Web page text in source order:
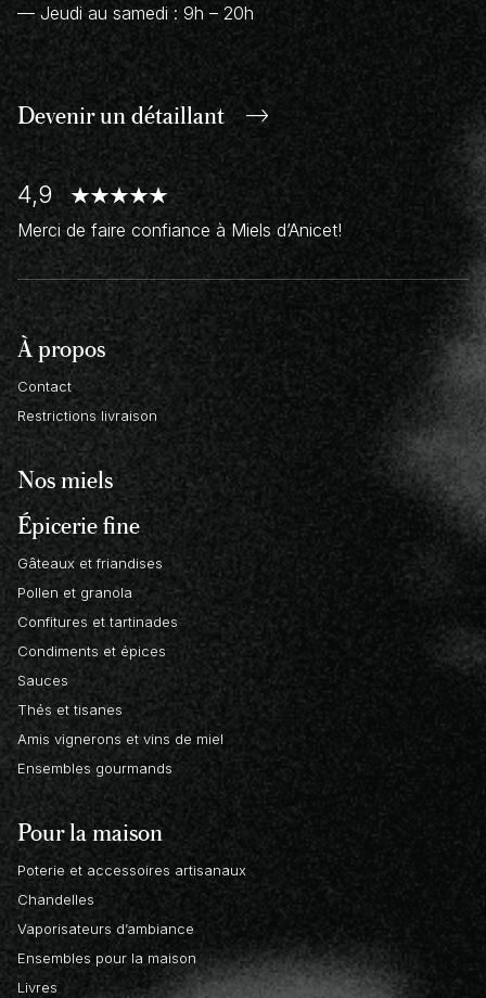
À propos
Contact
Restrictions livraison
Nos miels
Épicerie fine
Gâteaux et friandises
Pollen et granola
Confitures et tartinades
Condiments et épices
Sauces
Thés et tisanes
Amis vignerons et vins de miel
Ensembles gourmands
Pour la maison
Poterie et accessoires artisanaux
Chandelles
Vaporisateurs d’ambiance
Ensembles pour la maison
Livres
— Jeudi au samedi : 9h – 20h
Devenir undétaillant
4,9
Merci de faire confiance à Miels d’Anicet!